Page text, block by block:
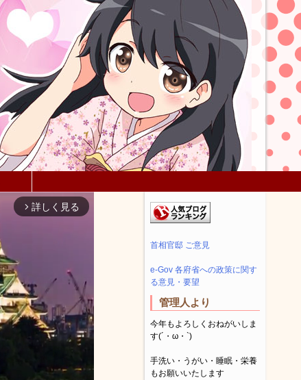
arrow_forward_ios 詳しく見る
首相官邸 ご意見
e-Gov 各府省への政策に関す
る意見・要望
管理人より
今年もよろしくおねがいしま
す(´・ω・`)
手洗い・うがい・睡眠・栄養
もお願いいたします